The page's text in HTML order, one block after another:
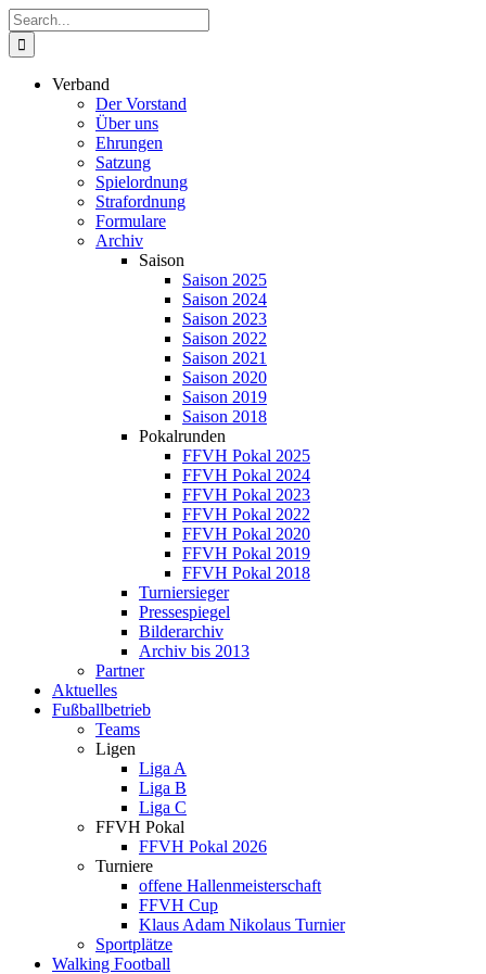
Zum
Inhalt
springen
Suche
nach:
Verband
Der Vorstand
Über uns
Ehrungen
Satzung
Spielordnung
Strafordnung
Formulare
Archiv
Saison
Saison 2025
Saison 2024
Saison 2023
Saison 2022
Saison 2021
Saison 2020
Saison 2019
Saison 2018
Pokalrunden
FFVH Pokal 2025
FFVH Pokal 2024
FFVH Pokal 2023
FFVH Pokal 2022
FFVH Pokal 2020
FFVH Pokal 2019
FFVH Pokal 2018
Turniersieger
Pressespiegel
Bilderarchiv
Archiv bis 2013
Partner
Aktuelles
Fußballbetrieb
Teams
Ligen
Liga A
Liga B
Liga C
FFVH Pokal
FFVH Pokal 2026
Turniere
offene Hallenmeisterschaft
FFVH Cup
Klaus Adam Nikolaus Turnier
Sportplätze
Walking Football